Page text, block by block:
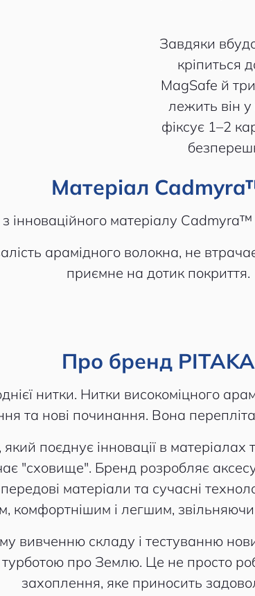
Завдяки
кріпиться
MagSafe й
лежить він
фіксує 1–2
Матеріал
інноваційного матеріалу
арамідного волокна, не
приємне на дотик покриття.
Про бренд PITAKA
нитки. Нитки високоміцного
та нові починання. Вона
поєднує інновації в
"сховище". Бренд розробляє
матеріали та сучасні
комфортнішим і легшим, звільняючи
вивченню складу і тестуванню
турботою про Землю. Це не просто
захоплення, яке приносить